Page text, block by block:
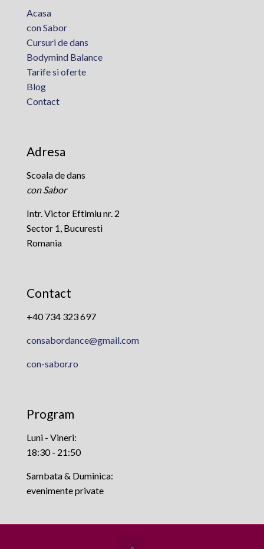
Acasa
con Sabor
Cursuri de dans
Bodymind Balance
Tarife si oferte
Blog
Contact
Adresa
Scoala de dans
con Sabor
Intr. Victor Eftimiu nr. 2
Sector 1, Bucuresti
Romania
Contact
+40 734 323 697
consabordance@gmail.com
con-sabor.ro
Program
Luni - Vineri:
18:30 - 21:50
Sambata & Duminica:
evenimente private